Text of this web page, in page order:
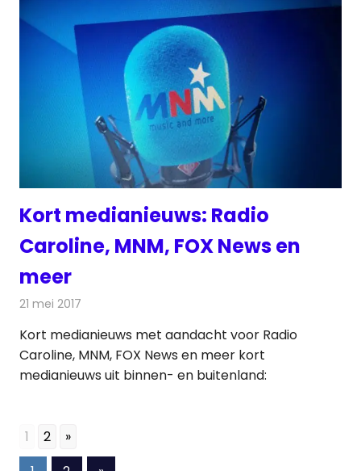
Kort medianieuws: Radio
Caroline, MNM, FOX News en
meer
21 mei 2017
Kort medianieuws met aandacht voor Radio
Caroline, MNM, FOX News en meer kort
medianieuws uit binnen- en buitenland:
1 2 »